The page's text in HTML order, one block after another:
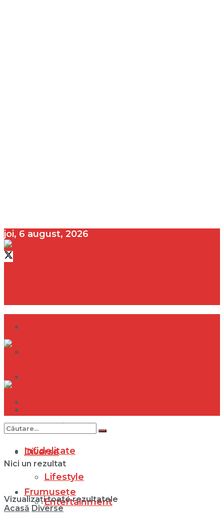
joi, 6 august, 2026
Internațional
Diverse
Lifestyle
Entertainment
Infidelitate
Frumusețe
Nici un rezultat
Vizualizați toate rezultatele
Acasă Diverse